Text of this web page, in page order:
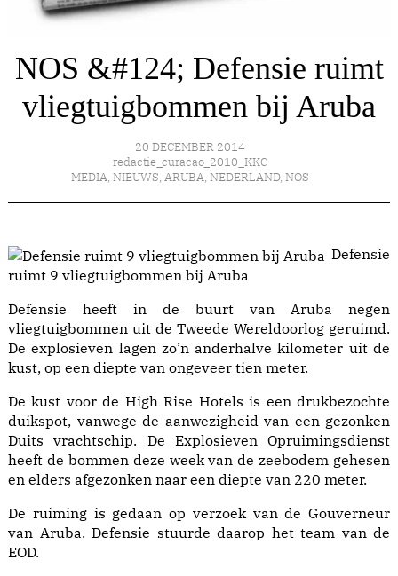
NOS &#124; Defensie ruimt
vliegtuigbommen bij Aruba
20 DECEMBER 2014
redactie_curacao_2010_KKC
MEDIA, NIEUWS, ARUBA, NEDERLAND, NOS
Defensie
ruimt 9 vliegtuigbommen bij Aruba
Defensie heeft in de buurt van Aruba negen
vliegtuigbommen uit de Tweede Wereldoorlog geruimd.
De explosieven lagen zo’n anderhalve kilometer uit de
kust, op een diepte van ongeveer tien meter.
De kust voor de High Rise Hotels is een drukbezochte
duikspot, vanwege de aanwezigheid van een gezonken
Duits vrachtschip. De Explosieven Opruimingsdienst
heeft de bommen deze week van de zeebodem gehesen
en elders afgezonken naar een diepte van 220 meter.
De ruiming is gedaan op verzoek van de Gouverneur
van Aruba. Defensie stuurde daarop het team van de
EOD.